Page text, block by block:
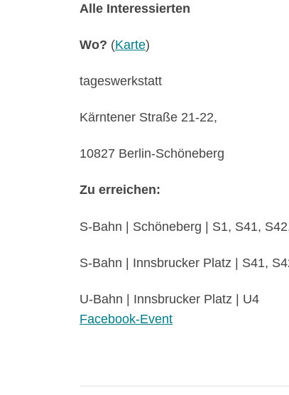
Alle Interessierten
Wo? (Karte)
tageswerkstatt
Kärntener Straße 21-22,
10827 Berlin-Schöneberg
Zu erreichen:
S-Bahn | Schöneberg | S1, S41,
S-Bahn | Innsbrucker Platz | S41,
U-Bahn | Innsbrucker Platz | U4
Facebook-Event